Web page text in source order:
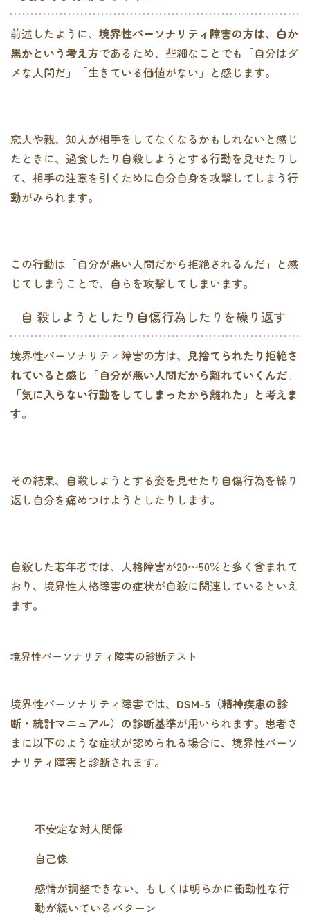
前述したように、 境界性パーソナリティ障害の方は、白か
黒かという考え方であるため、些細なことでも「自分はダ
メな人間だ」「生きている価値がない」と感じます。
恋人や親、知人が相手をしてなくなるかもしれないと感じ
たときに、過食したり自殺しようとする行動を見せたりし
て、相手の注意を引くために自分自身を攻撃してしまう行
動がみられます。
この行動は「自分が悪い人間だから拒絶されるんだ」と感
じてしまうことで、自らを攻撃してしまいます。
自 殺しようとしたり自傷行為したりを繰り返す
境界性パーソナリティ障害の方は、 見捨てられたり拒絶さ
れていると感じ「自分が悪い人間だから離れていくんだ」
「気に入らない行動をしてしまったから離れた」と考えま
す。
その結果、自殺しようとする姿を見せたり自傷行為を繰り
返し自分を痛めつけようとしたりします。
自殺した若年者では、人格障害が20〜50％と多く含まれて
おり、境界性人格障害の症状が自殺に関連しているといえ
ます。
境界性パーソナリティ障害の診断テスト
境界性パーソナリティ障害では、 DSM-5（精神疾患の診
断・統計マニュアル）の診断基準が用いられます。患者さ
まに以下のような症状が認められる場合に、境界性パーソ
ナリティ障害と診断されます。
不安定な対人関係
自己像
感情が調整できない、もしくは明らかに衝動性な行
動が続いているパターン